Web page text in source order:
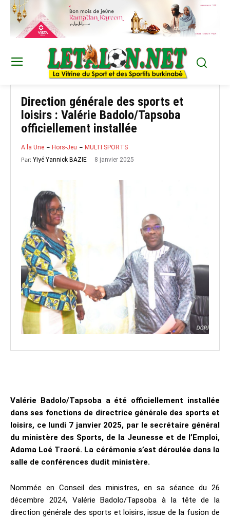
Direction générale des sports et
loisirs : Valérie Badolo/Tapsoba
officiellement installée
A la Une Hors-Jeu MULTI SPORTS
Par: Yiyé Yannick BAZIE 8 janvier 2025
Valérie Badolo/Tapsoba a été officiellement installée
dans ses fonctions de directrice générale des sports et
loisirs, ce lundi 7 janvier 2025, par le secrétaire général
du ministère des Sports, de la Jeunesse et de l’Emploi,
Adama Loé Traoré. La cérémonie s’est déroulée dans la
salle de conférences dudit ministère.
Nommée en Conseil des ministres, en sa séance du 26
décembre 2024, Valérie Badolo/Tapsoba à la tête de la
direction générale des sports et loisirs, issue de la fusion de